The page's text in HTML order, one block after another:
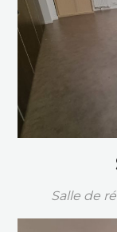
Salle de